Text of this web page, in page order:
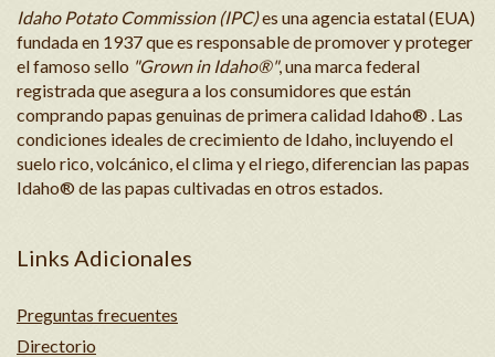
Idaho Potato Commission (IPC)es una agencia estatal (EUA)
fundada en 1937 que es responsable de promover y proteger
el famoso sello "Grown in Idaho®", una marca federal
registrada que asegura a los consumidores que están
comprando papas genuinas de primera calidad Idaho® . Las
condiciones ideales de crecimiento de Idaho, incluyendo el
suelo rico, volcánico, el clima y el riego, diferencian las papas
Idaho® de las papas cultivadas en otros estados.
Links Adicionales
Preguntas frecuentes
Directorio